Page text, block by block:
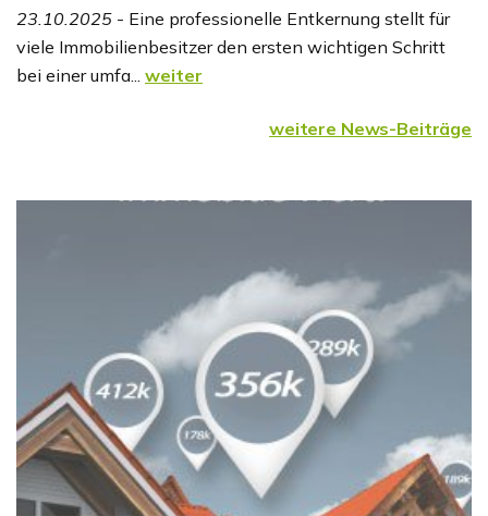
23.10.2025 - Eine professionelle Entkernung stellt für
viele Immobilienbesitzer den ersten wichtigen Schritt
bei einer umfa... weiter
weitere News-Beiträge